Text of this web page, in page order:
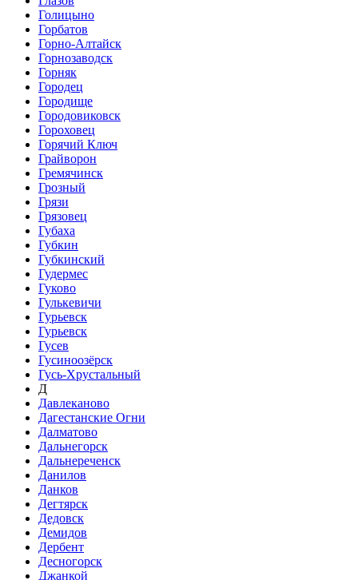
Голицыно
Горбатов
Горно-Алтайск
Горнозаводск
Горняк
Городец
Городище
Городовиковск
Гороховец
Горячий Ключ
Грайворон
Гремячинск
Грозный
Грязи
Грязовец
Губаха
Губкин
Губкинский
Гудермес
Гуково
Гулькевичи
Гурьевск
Гурьевск
Гусев
Гусиноозёрск
Гусь-Хрустальный
Д
Давлеканово
Дагестанские Огни
Далматово
Дальнегорск
Дальнереченск
Данилов
Данков
Дегтярск
Дедовск
Демидов
Дербент
Десногорск
Джанкой